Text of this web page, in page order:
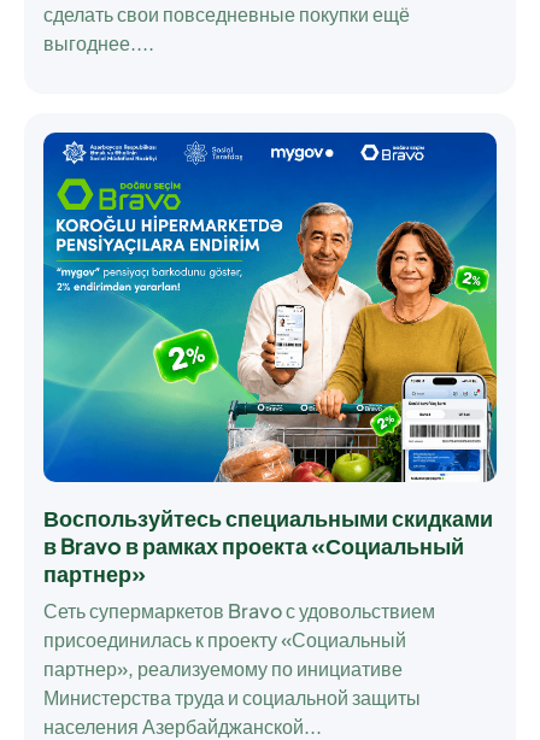
сделать свои повседневные покупки ещё
выгоднее....
Воспользуйтесь специальными скидками
в Bravo в рамках проекта «Социальный
партнер»
Сеть супермаркетов Bravo с удовольствием
присоединилась к проекту«Социальный
партнер», реализуемому по инициативе
Министерства труда и социальной защиты
населения Азербайджанской...